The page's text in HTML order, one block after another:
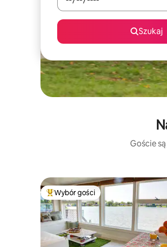
Szukaj
Goście
Najpopularniejsze z kategorii Wybór
Wybór gości